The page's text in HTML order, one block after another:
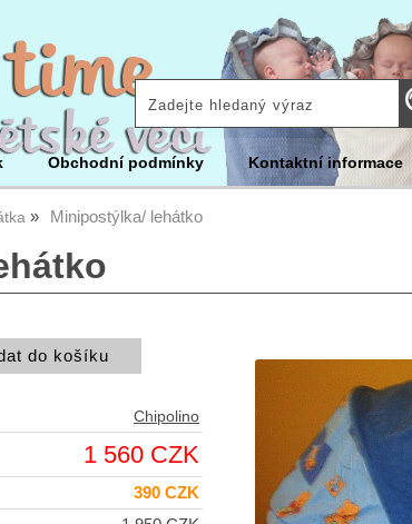
Obchodní podmínky Kontaktní informace
Minipostýlka/ lehátko
Chipolino
1 560 CZK
390 CZK